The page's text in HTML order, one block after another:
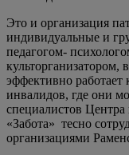
Это и организация
индивидуальные и
педагогом-
культорганизатором,
эффективно работает
инвалидов, где они
специалистов
«Забота» тесно
организациями